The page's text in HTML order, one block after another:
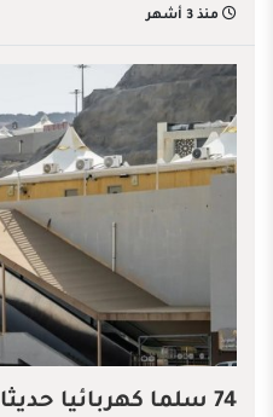
منذ 3 أشهر
74 سلما كهربائيا حديثا في مشعر منى